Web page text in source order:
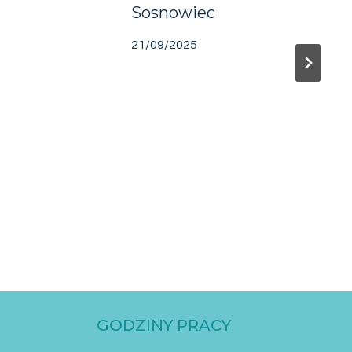
Sosnowiec
21/09/2025
GODZINY PRACY